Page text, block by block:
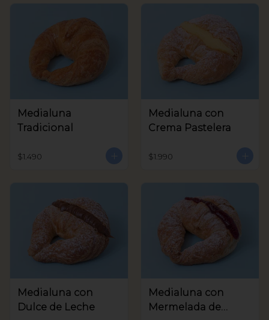
Medialuna
Tradicional
$1.490
Medialuna con
Crema Pastelera
$1.990
Medialuna con
Dulce de Leche
Medialuna con
Mermelada de